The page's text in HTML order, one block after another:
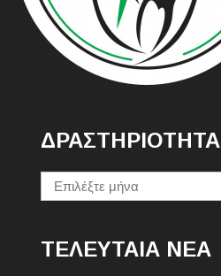
ΔΡΑΣΤΗΡΙΟΤΗΤΑ
Δραστηριοτητα
ΤΕΛΕΥΤΑΙΑ ΝΕΑ